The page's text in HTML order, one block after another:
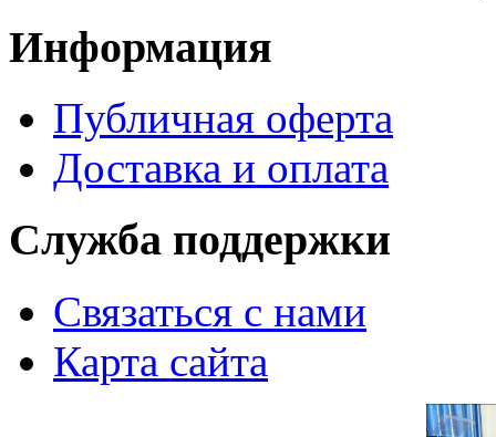
Информация
Публичная оферта
Доставка и оплата
Служба поддержки
Связаться с нами
Карта сайта